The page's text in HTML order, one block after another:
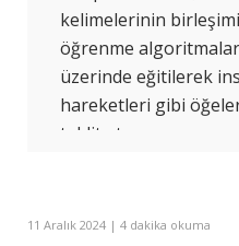
kelimelerinin
öğrenme
üzerinde eğitilerek
hareketleri gibi
taklit etmeye ve
11 Aralık 2024 | 4 dakika okuma